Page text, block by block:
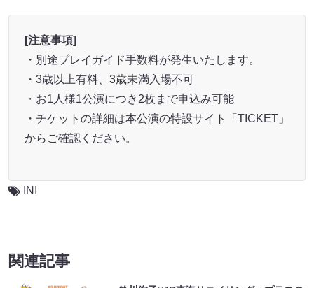
[注意事項]
・別途プレイガイド手数料が発生いたします。
・3歳以上有料、3歳未満入場不可
・お1人様1公演につき2枚まで申込み可能
・チケットの詳細は本公演の特設サイト「TICKET」
からご確認ください。
INI
関連記事